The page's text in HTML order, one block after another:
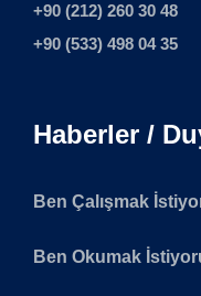
+90 (212) 260 30 48
+90 (533) 498 04 35
Haberler /
Ben Çalışmak
Ben Okumak